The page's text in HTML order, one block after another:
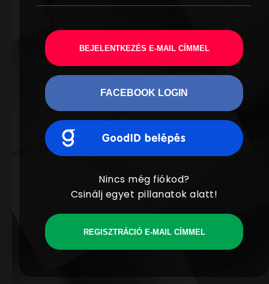
BEJELENTKEZÉS E-MAIL CÍMMEL
FACEBOOK LOGIN
Nincs még fiókod?
Csinálj egyet pillanatok alatt!
REGISZTRÁCIÓ E-MAIL CÍMMEL